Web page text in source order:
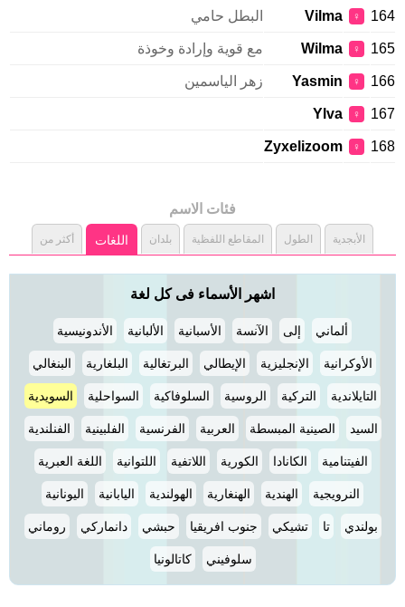
164
♀
Vilma البطل حامي
165
♀
Wilma مع قوية وإرادة وخوذة
166
♀
Yasmin زهر الياسمين
167
♀
Ylva
168
♀
Zyxelizoom
فئات الاسم
الأبجدية الطول المقاطع اللفظية بلدان اللغات أكثر من
اشهر الأسماء فى كل لغة
ألماني إلى الآنسة الأسبانية الألبانية الأندونيسية
الأوكرانية الإنجليزية الإيطالي البرتغالية البلغارية البنغالي
التايلاندية التركية الروسية السلوفاكية السواحلية السويدية
السيد الصينية المبسطة العربية الفرنسية الفلبينية الفنلندية
الفيتنامية الكانادا الكورية اللاتفية اللتوانية اللغة العبرية
النرويجية الهندية الهنغارية الهولندية اليابانية اليونانية
بولندي تا تشيكي جنوب افريقيا حبشي دانماركي روماني
سلوفيني كاتالونيا